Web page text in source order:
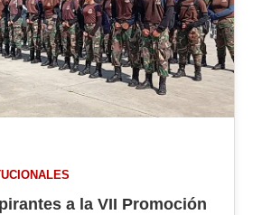
a la VII Promoción